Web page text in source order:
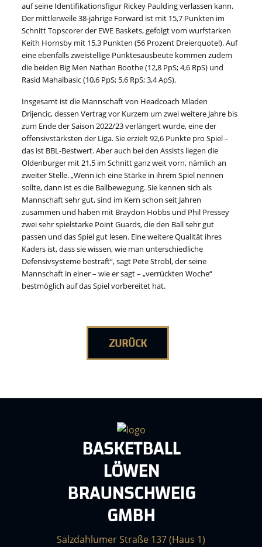
auf seine Identifikationsfigur Rickey Paulding verlassen kann.
Der mittlerweile 38-jährige Forward ist mit 15,7 Punkten im
Schnitt Topscorer der EWE Baskets, gefolgt vom wurfstarken
Keith Hornsby mit 15,3 Punkten (56 Prozent Dreierquote!). Auf
eine ebenfalls zweistellige Punktesausbeute kommen zudem
die beiden Big Men Nathan Boothe (12,8 PpS; 4,6 RpS) und
Rasid Mahalbasic (10,6 PpS; 5,6 RpS; 3,4 ApS).
Insgesamt ist die Mannschaft von Headcoach Mladen
Drijencic, dessen Vertrag vor Kurzem um zwei weitere Jahre bis
zum Ende der Saison 2022/23 verlängert wurde, eine der
offensivstärksten der Liga. Sie erzielt 92,6 Punkte pro Spiel –
das ist BBL-Bestwert. Aber auch bei den Assists liegen die
Oldenburger mit 21,5 im Schnitt ganz weit vorn, nämlich an
zweiter Stelle. „Wenn ich eine Stärke in ihrem Spiel nennen
sollte, dann ist es die Ballbewegung. Sie kennen sich als
Mannschaft sehr gut, sind im Kern schon seit Jahren
zusammen und haben mit Braydon Hobbs und Phil Pressey
zwei sehr spielstarke Point Guards, die den Ball sehr gut
passen und das Spiel gut lesen. Eine weitere Qualität ihres
Kaders ist, dass sie wissen, wie man unterschiedliche
Defensivsysteme bestraft“, sagt Pete Strobl, der seine
Mannschaft in einer – wie er sagt – „verrückten Woche“
bestmöglich auf das Spiel vorbereitet hat.
ZURÜCK
BASKETBALL
LÖWEN
BRAUNSCHWEIG
GMBH
Salzdahlumer Straße 137 (Haus 1)